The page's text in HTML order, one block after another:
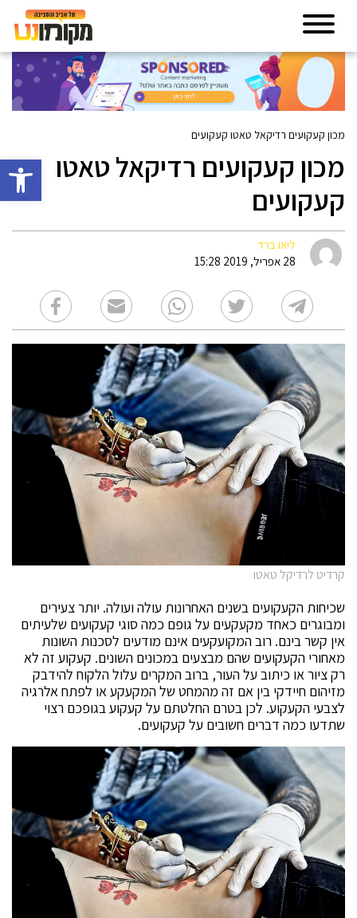
פתח
מכון קעקועים רדיקאל טאטו קעקועים
מכון קעקועים רדיקאל טאטו
קעקועים
ליאו ברד
28 אפריל, 2019 15:28
קרדיט לרדיקל טאטו
שכיחות הקעקועים בשנים האחרונות עולה ועולה. יותר צעירים
ומבוגרים כאחד מקעקעים על גופם כמה סוגי קעקועים שלעיתים
אין קשר בינם. רוב המקועקעים אינם מודעים לסכנות השונות
מאחורי הקעקועים שהם מבצעים במכונים השונים. קעקוע זה לא
רק ציור או כיתוב על העור, ברוב המקרים עלול הלקוח להידבק
מזיהום חיידקי בין אם זה מהמחט של המקעקע או לפתח אלרגיה
לצבעי הקעקוע. לכן בטרם החלטתם על קעקוע בגופכם רצוי
שתדעו כמה דברים חשובים על קעקועים.